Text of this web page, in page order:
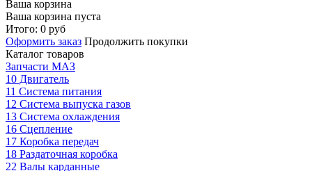
Ваша корзина
Ваша корзина пуста
Итого: 0 руб
Оформить заказ Продолжить покупки
Каталог товаров
Запчасти МАЗ
10 Двигатель
11 Система питания
12 Система выпуска газов
13 Система охлаждения
16 Сцепление
17 Коробка передач
18 Раздаточная коробка
22 Валы карданные